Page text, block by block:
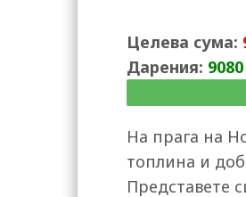
Целева сума:
Дарения:
На прага на
топлина и
Представете